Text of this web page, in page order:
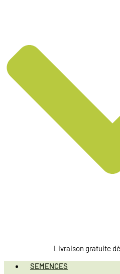
Livraison gratuite
SEMENCES